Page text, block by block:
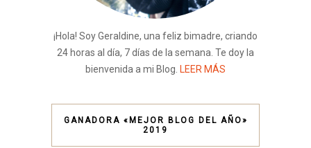
¡Hola! Soy Geraldine, una feliz bimadre, criando
24 horas al día, 7 días de la semana. Te doy la
bienvenida a mi Blog. LEER MÁS
GANADORA «MEJOR BLOG DEL AÑO»
2019